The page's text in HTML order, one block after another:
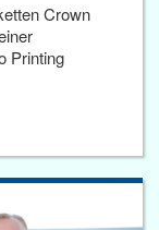
Crown
Printing